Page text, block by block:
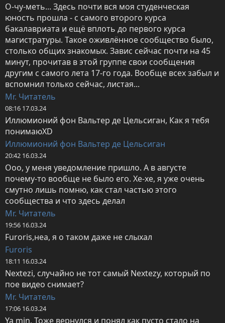
О-чу-меть... Здесь почти вся моя студенческая
юность прошла - с самого второго курса
бакалавриата и ещё вплоть до первого курса
магистратуры. Такое оживлённое сообщество было,
столько общих знакомых. Завис сейчас почти на 45
минут, прочитав в этой группе свои сообщения
другим с самого лета 17-го года. Вообще всех забыл и
вспомнил только сейчас, листая...
Mr. Читатель
08:16 17.03.24
Иллюмионий фон Вальтер де Цельсиган, Как я тебя
понимаюXD
Иллюмионий фон Вальтер де Цельсиган
20:42 16.03.24
Ооо, у меня уведомление пришло. А в августе
почему-то вообще не было его. Хе-хе, я уже очень
смутно лишь помню, как стал частью этого
сообщества и что здесь делал
Mr. Читатель
19:56 16.03.24
Furoris,неа, я о таком даже не слыхал
Furoris
18:11 16.03.24
Nextezi, случайно не тот самый Nextezy, который по
пое видео снимает?
Mr. Читатель
17:06 16.03.24
Ya min, Тоже вернулся и понял как пусто стало на